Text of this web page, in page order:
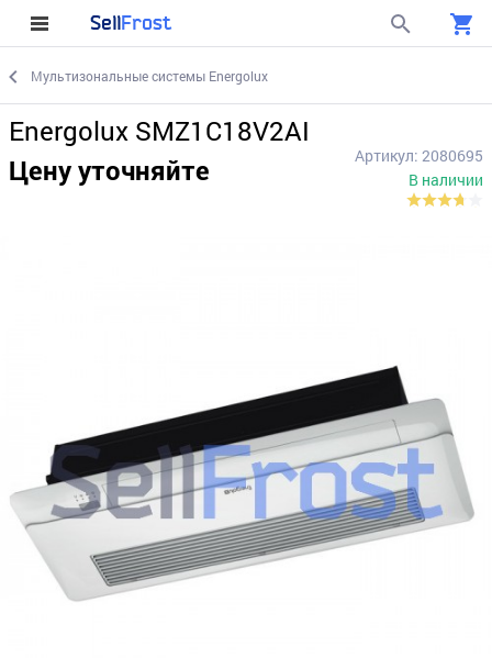
SellFrost
Мультизональные системы Energolux
Energolux SMZ1C18V2AI
Цену уточняйте
Артикул: 2080695
В наличии